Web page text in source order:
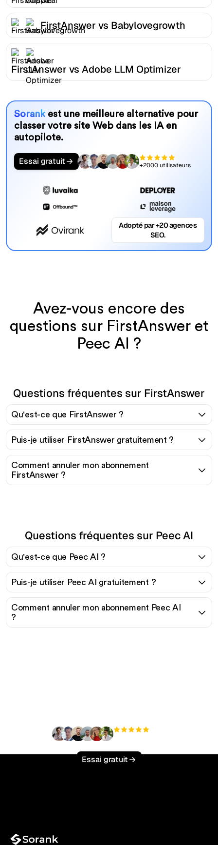
FirstAnswer vs Babylovegrowth
FirstAnswer vs Adobe LLM Optimizer
Sorankest une meilleure alternative pour
classer votre site Web dans les IA en
autopilote.
Essai gratuit +2000 utilisateurs
Adopté par +20 agences
SEO.
Avez-vous encore des
questions sur FirstAnswer et
Peec AI ?
Questions fréquentes sur FirstAnswer
Qu'est-ce que FirstAnswer ?
Puis-je utiliser FirstAnswer gratuitement ?
Comment annuler mon abonnement
FirstAnswer ?
Questions fréquentes sur Peec AI
Qu'est-ce que Peec AI ?
Puis-je utiliser Peec AI gratuitement ?
Comment annuler mon abonnement Peec AI
?
Essai gratuit